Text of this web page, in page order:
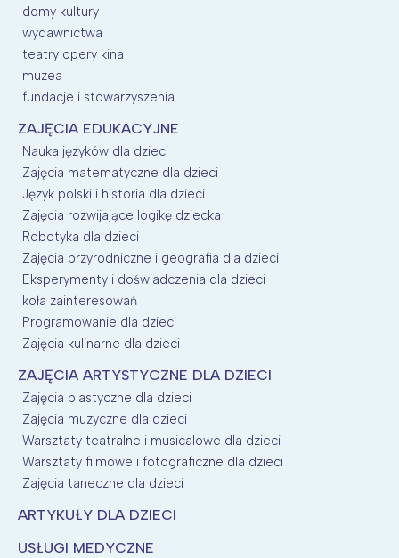
domy kultury
wydawnictwa
teatry opery kina
muzea
fundacje i stowarzyszenia
ZAJĘCIA EDUKACYJNE
Nauka języków dla dzieci
Zajęcia matematyczne dla dzieci
Język polski i historia dla dzieci
Zajęcia rozwijające logikę dziecka
Robotyka dla dzieci
Zajęcia przyrodniczne i geografia dla dzieci
Eksperymenty i doświadczenia dla dzieci
koła zainteresowań
Programowanie dla dzieci
Zajęcia kulinarne dla dzieci
ZAJĘCIA ARTYSTYCZNE DLA DZIECI
Zajęcia plastyczne dla dzieci
Zajęcia muzyczne dla dzieci
Warsztaty teatralne i musicalowe dla dzieci
Warsztaty filmowe i fotograficzne dla dzieci
Zajęcia taneczne dla dzieci
ARTYKUŁY DLA DZIECI
USŁUGI MEDYCZNE